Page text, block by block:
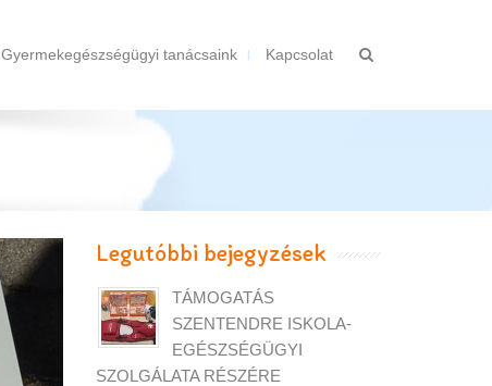
Gyermekegészségügyi tanácsaink Kapcsolat
Legutóbbi bejegyzések
TÁMOGATÁS
SZENTENDRE ISKOLA-
EGÉSZSÉGÜGYI
SZOLGÁLATA RÉSZÉRE